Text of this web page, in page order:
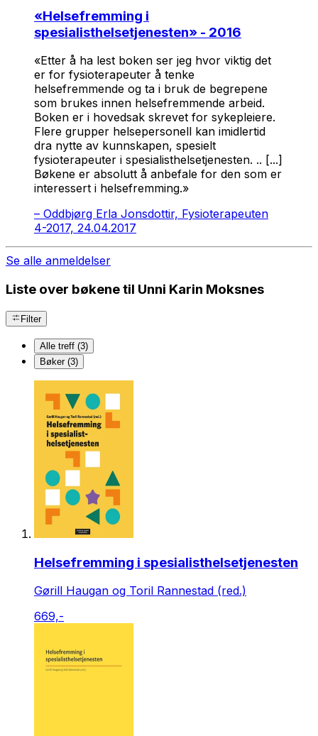
«Helsefremming i
spesialisthelsetjenesten» - 2016
«Etter å ha lest boken ser jeg hvor viktig det
er for fysioterapeuter å tenke
helsefremmende og ta i bruk de begrepene
som brukes innen helsefremmende arbeid.
Boken er i hovedsak skrevet for sykepleiere.
Flere grupper helsepersonell kan imidlertid
dra nytte av kunnskapen, spesielt
fysioterapeuter i spesialisthelsetjenesten. .. [...]
Bøkene er absolutt å anbefale for den som er
interessert i helsefremming.»
– Oddbjørg Erla Jonsdottir, Fysioterapeuten
4-2017, 24.04.2017
Se alle anmeldelser
Liste over bøkene til Unni Karin Moksnes
Filter
Alle treff (3)
Bøker (3)
Helsefremming i spesialisthelsetjenesten
Gørill Haugan og Toril Rannestad (red.)
669,-